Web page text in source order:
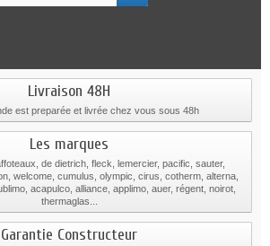
Livraison 48H
est preparée et livrée chez vous sous 48h
Les marques
de dietrich, fleck, lemercier, pacific, sauter,
welcome, cumulus, olympic, cirus, cotherm, alterna,
acapulco, alliance, applimo, auer, régent, noirot,
thermaglas...
Garantie Constructeur